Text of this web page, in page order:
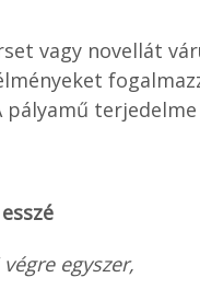
vagy novellát
pályamű
egyszer,